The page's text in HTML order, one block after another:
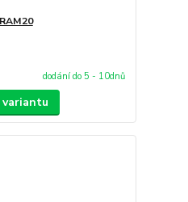
dodání do 5 - 10dnů